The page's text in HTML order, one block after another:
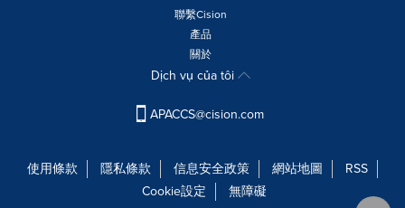
聯繫Cision
產品
關於
Dịch vụ của tôi
APACCS@cision.com
使用條款 隱私條款 信息安全政策 網站地圖
RSS
Cookie設定
無障礙